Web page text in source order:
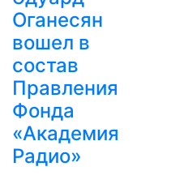
Оганесян
вошел в
состав
Правления
Фонда
«Академия
Радио»